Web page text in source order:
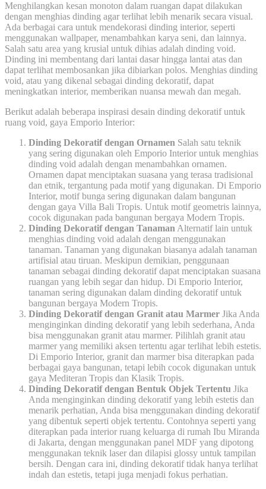
Menghilangkan kesan monoton dalam ruangan dapat dilakukan
dengan menghias dinding agar terlihat lebih menarik secara visual.
Ada berbagai cara untuk mendekorasi dinding interior, seperti
menggunakan wallpaper, menambahkan karya seni, dan lainnya.
Salah satu area yang krusial untuk dihias adalah dinding void.
Dinding ini membentang dari lantai dasar hingga lantai atas dan
dapat terlihat membosankan jika dibiarkan polos. Menghias dinding
void, atau yang dikenal sebagai dinding dekoratif, dapat
meningkatkan interior, memberikan nuansa mewah dan megah.
Berikut adalah beberapa inspirasi desain dinding dekoratif untuk
ruang void, gaya Emporio Interior:
Dinding Dekoratif dengan Ornamen Salah satu teknik
yang sering digunakan oleh Emporio Interior untuk menghias
dinding void adalah dengan menambahkan ornamen.
Ornamen dapat menciptakan suasana yang terasa tradisional
dan etnik, tergantung pada motif yang digunakan. Di Emporio
Interior, motif bunga sering digunakan dalam bangunan
dengan gaya Villa Bali Tropis. Untuk motif geometris lainnya,
cocok digunakan pada bangunan bergaya Modern Tropis.
Dinding Dekoratif dengan Tanaman Alternatif lain untuk
menghias dinding void adalah dengan menggunakan
tanaman. Tanaman yang digunakan biasanya adalah tanaman
artifisial atau tiruan. Meskipun demikian, penggunaan
tanaman sebagai dinding dekoratif dapat menciptakan suasana
ruangan yang lebih segar dan hidup. Di Emporio Interior,
tanaman sering digunakan dalam dinding dekoratif untuk
bangunan bergaya Modern Tropis.
Dinding Dekoratif dengan Granit atau Marmer Jika Anda
menginginkan dinding dekoratif yang lebih sederhana, Anda
bisa menggunakan granit atau marmer. Pilihlah granit atau
marmer yang memiliki aksen tertentu agar terlihat lebih estetis.
Di Emporio Interior, granit dan marmer bisa diterapkan pada
berbagai gaya bangunan, tetapi lebih cocok digunakan untuk
gaya Mediteran Tropis dan Klasik Tropis.
Dinding Dekoratif dengan Bentuk Objek Tertentu Jika
Anda menginginkan dinding dekoratif yang lebih estetis dan
menarik perhatian, Anda bisa menggunakan dinding dekoratif
yang dibentuk seperti objek tertentu. Contohnya seperti yang
diterapkan pada interior ruang keluarga di rumah Ibu Miranda
di Jakarta, dengan menggunakan panel MDF yang dipotong
menggunakan teknik laser dan dilapisi glossy untuk tampilan
bersih. Dengan cara ini, dinding dekoratif tidak hanya terlihat
indah dan estetis, tetapi juga menjadi fokus perhatian.